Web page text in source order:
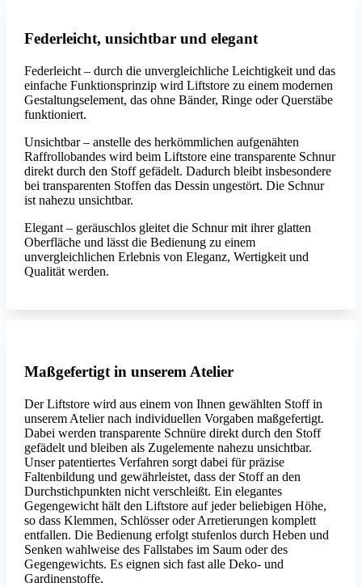
Federleicht, unsichtbar und elegant
Federleicht – durch die unvergleichliche Leichtigkeit und das
einfache Funktionsprinzip wird Liftstore zu einem modernen
Gestaltungselement, das ohne Bänder, Ringe oder Querstäbe
funktioniert.
Unsichtbar – anstelle des herkömmlichen aufgenähten
Raffrollobandes wird beim Liftstore eine transparente Schnur
direkt durch den Stoff gefädelt. Dadurch bleibt insbesondere
bei transparenten Stoffen das Dessin ungestört. Die Schnur
ist nahezu unsichtbar.
Elegant – geräuschlos gleitet die Schnur mit ihrer glatten
Oberfläche und lässt die Bedienung zu einem
unvergleichlichen Erlebnis von Eleganz, Wertigkeit und
Qualität werden.
Maßgefertigt in unserem Atelier
Der Liftstore wird aus einem von Ihnen gewählten Stoff in
unserem Atelier nach individuellen Vorgaben maßgefertigt.
Dabei werden transparente Schnüre direkt durch den Stoff
gefädelt und bleiben als Zugelemente nahezu unsichtbar.
Unser patentiertes Verfahren sorgt dabei für präzise
Faltenbildung und gewährleistet, dass der Stoff an den
Durchstichpunkten nicht verschleißt. Ein elegantes
Gegengewicht hält den Liftstore auf jeder beliebigen Höhe,
so dass Klemmen, Schlösser oder Arretierungen komplett
entfallen. Die Bedienung erfolgt stufenlos durch Heben und
Senken wahlweise des Fallstabes im Saum oder des
Gegengewichts. Es eignen sich fast alle Deko- und
Gardinenstoffe.